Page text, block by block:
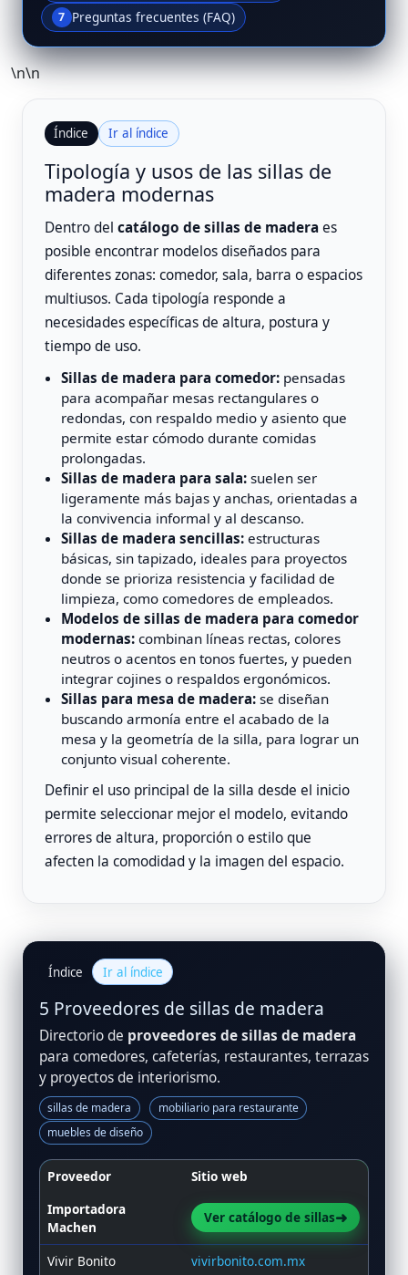
7 Preguntas frecuentes (FAQ)
\n\n
Índice Ir al índice
Tipología y usos de las sillas de
madera modernas
Dentro del catálogo de sillas de maderaes
posible encontrar modelos diseñados para
diferentes zonas: comedor, sala, barra o espacios
multiusos. Cada tipología responde a
necesidades específicas de altura, postura y
tiempo de uso.
Sillas de madera para comedor:pensadas
para acompañar mesas rectangulares o
redondas, con respaldo medio y asiento que
permite estar cómodo durante comidas
prolongadas.
Sillas de madera para sala:suelen ser
ligeramente más bajas y anchas, orientadas a
la convivencia informal y al descanso.
Sillas de madera sencillas:estructuras
básicas, sin tapizado, ideales para proyectos
donde se prioriza resistencia y facilidad de
limpieza, como comedores de empleados.
Modelos de sillas de madera para comedor
modernas:combinan líneas rectas, colores
neutros o acentos en tonos fuertes, y pueden
integrar cojines o respaldos ergonómicos.
Sillas para mesa de madera:se diseñan
buscando armonía entre el acabado de la
mesa y la geometría de la silla, para lograr un
conjunto visual coherente.
Definir el uso principal de la silla desde el inicio
permite seleccionar mejor el modelo, evitando
errores de altura, proporción o estilo que
afecten la comodidad y la imagen del espacio.
Índice Ir al índice
5 Proveedores de sillas de madera
Directorio de proveedores de sillas de madera
para comedores, cafeterías, restaurantes, terrazas
y proyectos de interiorismo.
sillas de madera
mobiliario para restaurante
muebles de diseño
Proveedor
Sitio web
Importadora
Machen
Ver catálogo de sillas➜
Vivir Bonito
vivirbonito.com.mx